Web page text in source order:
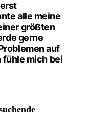
alle meine
größten
gerne
auf
fühle mich bei